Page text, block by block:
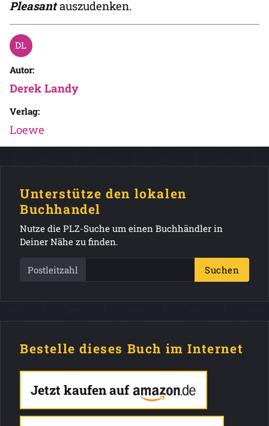
Pleasantauszudenken.
Autor:
Derek Landy
Verlag:
Loewe
Unterstütze den lokalen
Buchhandel
Nutze die PLZ-Suche um einen Buchhändler in
Deiner Nähe zu finden.
Postleitzahl Suchen
Bestelle dieses Buch im Internet
Jetzt kaufen auf